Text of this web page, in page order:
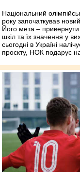
Національний
року започаткував
Його мета – привернути
шкіл та їх значення у
сьогодні в Україні
проєкту, НОК подарує